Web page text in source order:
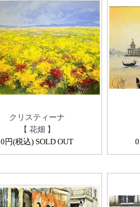
クリスティーナ
【 花畑 】
0円(税込) SOLD OUT